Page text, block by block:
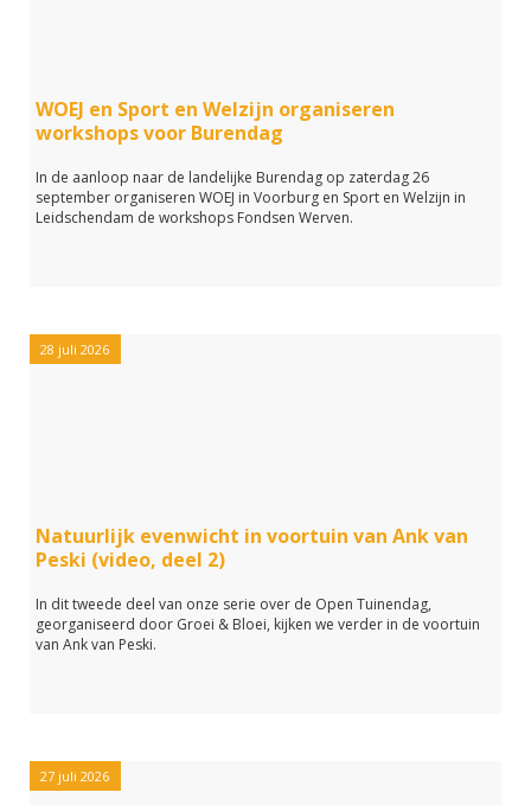
WOEJ en Sport en Welzijn organiseren
workshops voor Burendag
In de aanloop naar de landelijke Burendag op zaterdag 26
september organiseren WOEJ in Voorburg en Sport en Welzijn in
Leidschendam de workshops Fondsen Werven.
28 juli 2026
Natuurlijk evenwicht in voortuin van Ank van
Peski (video, deel 2)
In dit tweede deel van onze serie over de Open Tuinendag,
georganiseerd door Groei & Bloei, kijken we verder in de voortuin
van Ank van Peski.
27 juli 2026